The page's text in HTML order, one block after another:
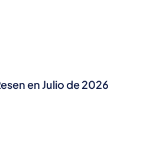
en Julio de 2026